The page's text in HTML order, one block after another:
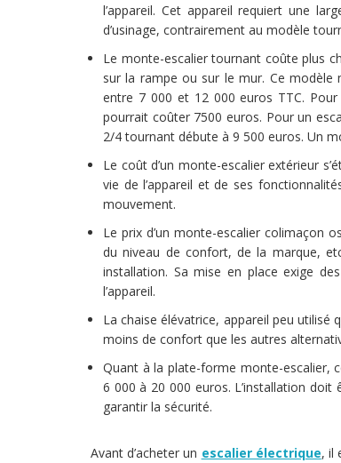
l’appareil. Cet appareil requiert une
d’usinage, contrairement au modèle
Le monte-escalier tournant coûte plus
sur la rampe ou sur le mur. Ce modèle
entre 7 000 et 12 000 euros TTC.
pourrait coûter 7500 euros. Pour un
2/4 tournant débute à 9 500 euros. Un
Le coût d’un monte-escalier extérieur
vie de l’appareil et de ses
mouvement.
Le prix d’un monte-escalier colimaçon
du niveau de confort, de la marque,
installation. Sa mise en place exige
l’appareil.
La chaise élévatrice, appareil peu utilisé
moins de confort que les autres
Quant à la plate-forme monte-escalier,
6 000 à 20 000 euros. L’installation
garantir la sécurité.
Avant d’acheter un escalier électrique, il